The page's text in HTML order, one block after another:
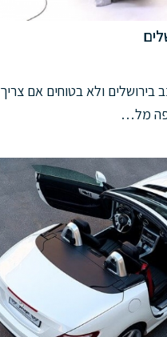
בירושלים ולא בטוחים אם צריך
מל…